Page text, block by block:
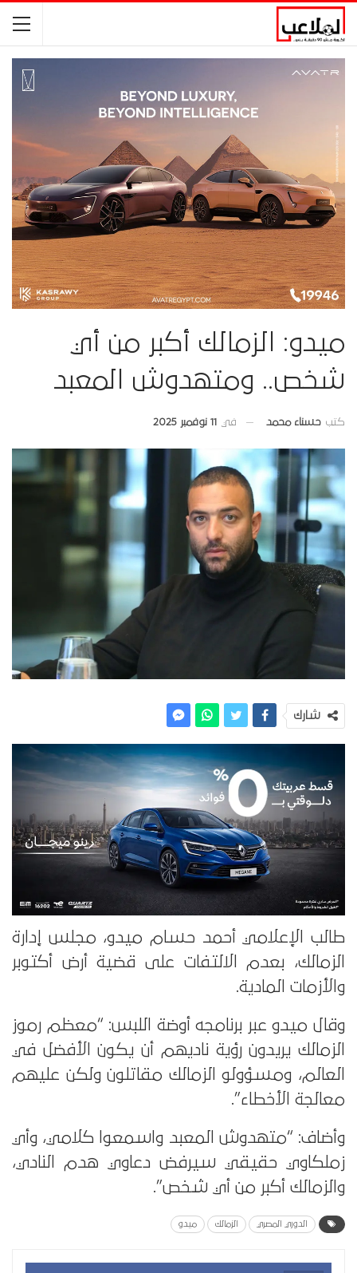
ميدو: الزمالك أكبر من أي
شخص.. ومتهدوش المعبد
كتب حسناء محمد في 11 نوفمبر 2025
شارك
طالب الإعلامي أحمد حسام ميدو، مجلس إدارة
الزمالك، بعدم الالتفات على قضية أرض أكتوبر
والأزمات المادية.
وقال ميدو عبر برنامجه أوضة اللبس: “معظم رموز
الزمالك يريدون رؤية ناديهم أن يكون الأفضل في
العالم، ومسؤولو الزمالك مقاتلون ولكن عليهم
معالجة الأخطاء”.
وأضاف: “متهدوش المعبد واسمعوا كلامي، وأي
زملكاوي حقيقي سيرفض دعاوي هدم النادي،
والزمالك أكبر من أي شخص”.
الدوري المصري الزمالك ميدو